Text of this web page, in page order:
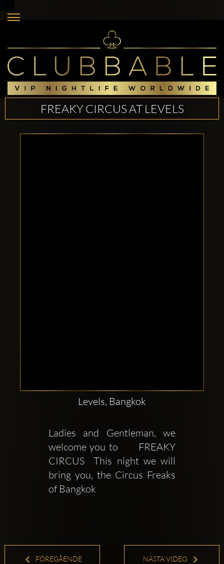
FREAKY CIRCUS AT LEVELS
Levels, Bangkok
Ladies and Gentleman, we
welcome you to      FREAKY
CIRCUS  This night we will
bring you, the Circus Freaks
of Bangkok
FÖREGÅENDE
NÄSTA VIDEO